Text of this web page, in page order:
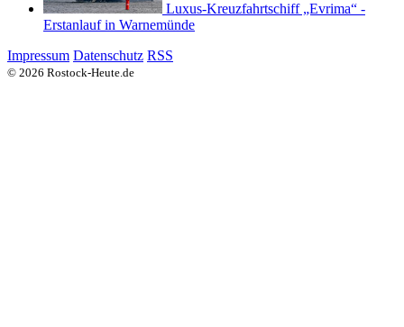
Luxus-Kreuzfahrtschiff „Evrima“ -
Erstanlauf in Warnemünde
Impressum Datenschutz RSS
© 2026 Rostock-Heute.de